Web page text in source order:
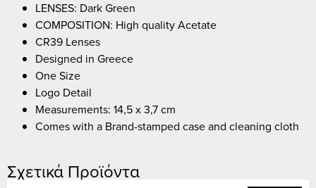
LENSES: Dark Green
COMPOSITION: High quality Acetate
CR39 Lenses
Designed in Greece
One Size
Logo Detail
Measurements: 14,5 x 3,7 cm
Comes with a Brand-stamped case and cleaning cloth
Σχετικά Προϊόντα